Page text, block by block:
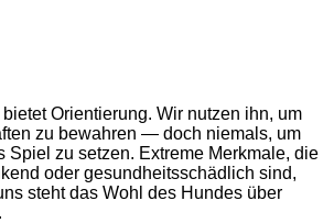
Orientierung. Wir nutzen ihn, um
zu bewahren — doch niemals, um
Spiel zu setzen. Extreme Merkmale, die
oder gesundheitsschädlich sind,
steht das Wohl des Hundes über